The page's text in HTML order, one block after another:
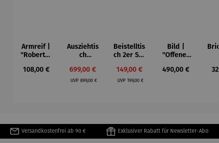
Armreif |
"Roberta"
Mütz
Regulärer Preis:
108,00 €
Ausziehtis
ch
– Valor
Verkaufspreis:
699,00 €
UVPRegulärer Preis:
899,00 €
Beistelltis
ch 2er Set
Verkaufspreis:
149,00 €
UVP Regulärer Preis:
199,00 €
Bild |
"Offenes
Collioure"
Regulärer Preis:
490,00 €
Versandkostenfrei ab 90 € Exklusiver Rabatt für Newsletter-Abo